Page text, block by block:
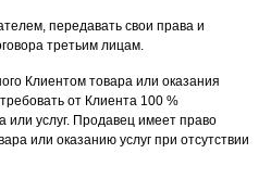
передавать свои права и
третьим лицам.
Клиентом товара или оказания
от Клиента 100 %
или услуг. Продавец имеет право
или оказанию услуг при отсутствии